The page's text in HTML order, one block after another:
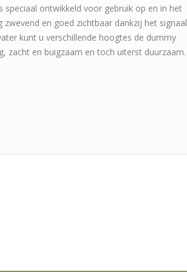
speciaal ontwikkeld voor gebruik op en in het
en goed zichtbaar dankzij het signaal
kunt u verschillende hoogtes de dummy
zacht en buigzaam en toch uiterst duurzaam.